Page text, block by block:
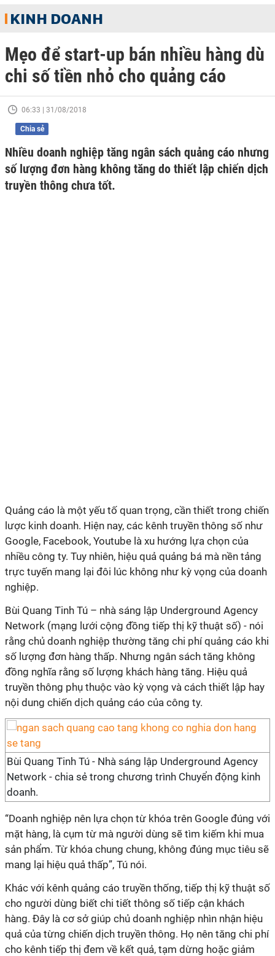
KINH DOANH
Mẹo để start-up bán nhiều hàng dù
chi số tiền nhỏ cho quảng cáo
06:33 | 31/08/2018
Chia sẻ
Nhiều doanh nghiệp tăng ngân sách quảng cáo nhưng
số lượng đơn hàng không tăng do thiết lập chiến dịch
truyền thông chưa tốt.
Quảng cáo là một yếu tố quan trọng, cần thiết trong chiến
lược kinh doanh. Hiện nay, các kênh truyền thông số như
Google, Facebook, Youtube là xu hướng lựa chọn của
nhiều công ty. Tuy nhiên, hiệu quả quảng bá mà nền tảng
trực tuyến mang lại đôi lúc không như kỳ vọng của doanh
nghiệp.
Bùi Quang Tinh Tú – nhà sáng lập Underground Agency
Network (mạng lưới cộng đồng tiếp thị kỹ thuật số) - nói
rằng chủ doanh nghiệp thường tăng chi phí quảng cáo khi
số lượng đơn hàng thấp. Nhưng ngân sách tăng không
đồng nghĩa rằng số lượng khách hàng tăng. Hiệu quả
truyền thông phụ thuộc vào kỳ vọng và cách thiết lập hay
nội dung chiến dịch quảng cáo của công ty.
Bùi Quang Tinh Tú - Nhà sáng lập Underground Agency
Network - chia sẻ trong chương trình Chuyển động kinh
doanh.
“Doanh nghiệp nên lựa chọn từ khóa trên Google đúng với
mặt hàng, là cụm từ mà người dùng sẽ tìm kiếm khi mua
sản phẩm. Từ khóa chung chung, không đúng mục tiêu sẽ
mang lại hiệu quả thấp”, Tú nói.
Khác với kênh quảng cáo truyền thống, tiếp thị kỹ thuật số
cho người dùng biết chi tiết thông số tiếp cận khách
hàng. Đây là cơ sở giúp chủ doanh nghiệp nhìn nhận hiệu
quả của từng chiến dịch truyền thông. Họ nên tăng chi phí
cho kênh tiếp thị đem về kết quả, tạm dừng hoặc giảm